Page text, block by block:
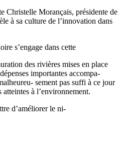
Christelle Morançais, présidente de
à sa culture de l’innovation dans
s’engage dans cette
des rivières mises en place
importantes accompa-
sement pas suffi à ce jour
atteintes à l’environnement.
d’améliorer le ni-